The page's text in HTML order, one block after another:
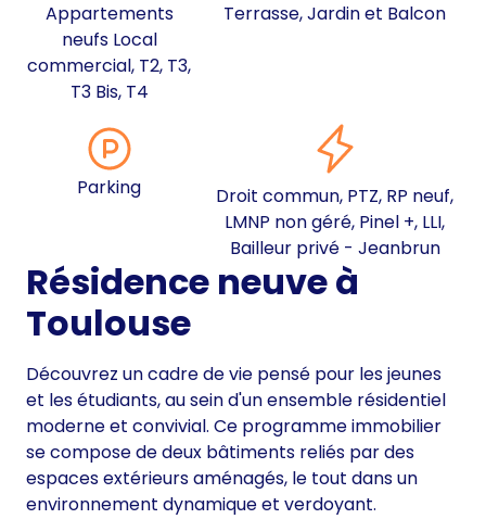
Appartements
neufs Local
commercial, T2, T3,
T3 Bis, T4
Terrasse, Jardin et Balcon
Parking
Droit commun, PTZ, RP neuf,
LMNP non géré, Pinel +, LLI,
Bailleur privé - Jeanbrun
Résidence neuve à
Toulouse
Découvrez un cadre de vie pensé pour les jeunes
et les étudiants, au sein d'un ensemble résidentiel
moderne et convivial. Ce programme immobilier
se compose de deux bâtiments reliés par des
espaces extérieurs aménagés, le tout dans un
environnement dynamique et verdoyant.